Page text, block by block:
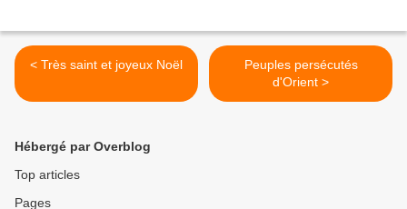
< Très saint et joyeux Noël
Peuples persécutés
d'Orient >
Hébergé par Overblog
Top articles
Pages